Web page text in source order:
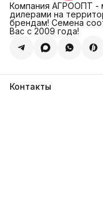
Компания АГРООПТ -
дилерами на
брендам! Семена
Вас с 2009 года!
Контакты